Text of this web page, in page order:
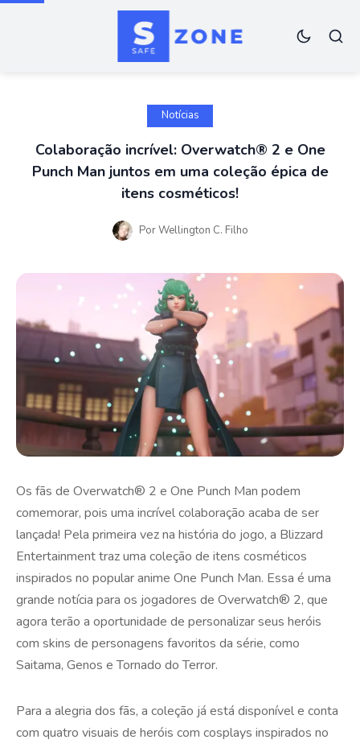
Notícias
Colaboração incrível: Overwatch® 2 e One
Punch Man juntos em uma coleção épica de
itens cosméticos!
PorWellington C. Filho
Os fãs de Overwatch® 2 e One Punch Man podem
comemorar, pois uma incrível colaboração acaba de ser
lançada! Pela primeira vez na história do jogo, a Blizzard
Entertainment traz uma coleção de itens cosméticos
inspirados no popular anime One Punch Man. Essa é uma
grande notícia para os jogadores de Overwatch® 2, que
agora terão a oportunidade de personalizar seus heróis
com skins de personagens favoritos da série, como
Saitama, Genos e Tornado do Terror.
Para a alegria dos fãs, a coleção já está disponível e conta
com quatro visuais de heróis com cosplays inspirados no